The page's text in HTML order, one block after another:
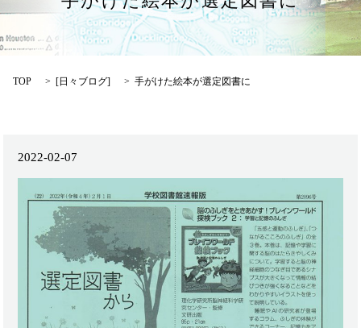
TOP [日々ブログ] 手がけた絵本が選定図書に
2022-02-07